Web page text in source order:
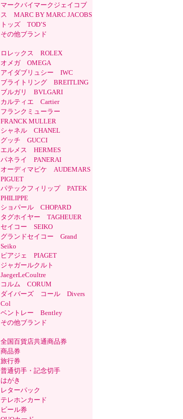
マークバイマークジェイコブ
ス MARC BY MARC JACOBS
トッズ TOD’S
その他ブランド
ロレックス ROLEX
オメガ OMEGA
アイダブリュシー IWC
ブライトリング BREITLING
ブルガリ BVLGARI
カルティエ Cartier
フランクミューラー
FRANCK MULLER
シャネル CHANEL
グッチ GUCCI
エルメス HERMES
パネライ PANERAI
オーディマピケ AUDEMARS
PIGUET
パテックフィリップ PATEK
PHILIPPE
ショパール CHOPARD
タグホイヤー TAGHEUER
セイコー SEIKO
グランドセイコー Grand
Seiko
ピアジェ PIAGET
ジャガールクルト
JaegerLeCoultre
コルム CORUM
ダイバーズ コール Divers
Col
ベントレー Bentley
その他ブランド
全国百貨店共通商品券
商品券
旅行券
普通切手・記念切手
はがき
レターパック
テレホンカード
ビール券